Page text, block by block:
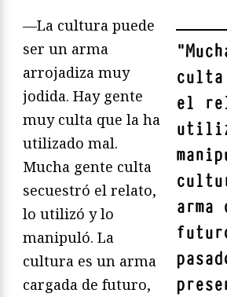
"
culta
el
arma
—La cultura puede
ser un arma
arrojadiza muy
jodida. Hay gente
muy culta que la ha
utilizado mal.
Mucha gente culta
secuestró el relato,
lo utilizó y lo
manipuló. La
cultura es un arma
cargada de futuro,